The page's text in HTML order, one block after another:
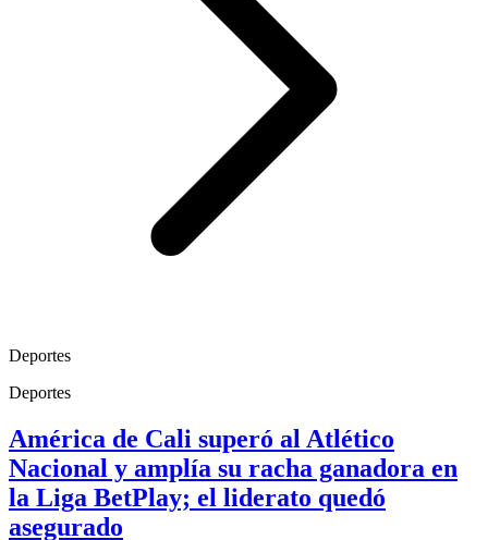
Deportes
Deportes
América de Cali superó al Atlético
Nacional y amplía su racha ganadora en
la Liga BetPlay; el liderato quedó
asegurado